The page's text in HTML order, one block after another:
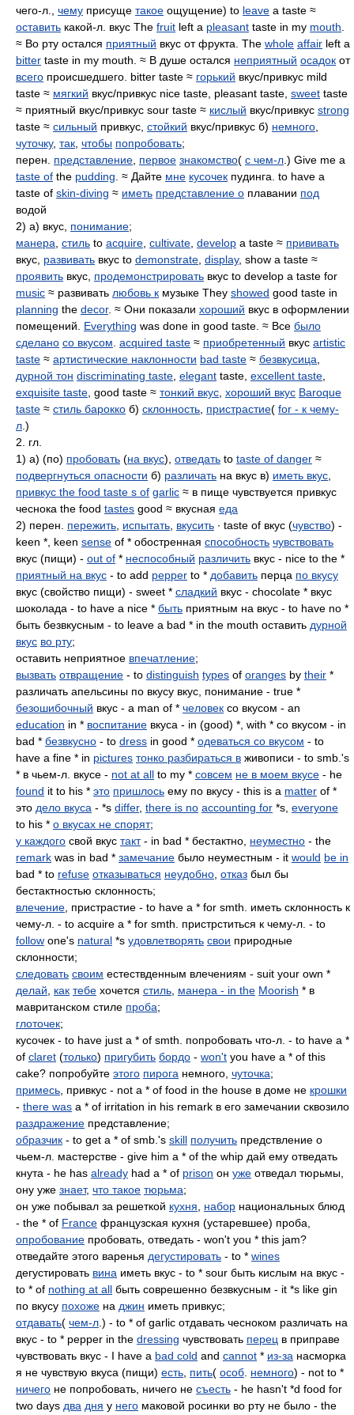
чего-л., чему присуще такое ощущение) to leave a taste ≈
оставить какой-л. вкус The fruit left a pleasant taste in my mouth
≈ Во рту остался приятный вкус от фрукта. The whole affair left a
bitter taste in my mouth. ≈ В душе остался неприятный осадок от
всего происшедшего. bitter taste ≈ горький вкус/привкус mild
taste ≈ мягкий вкус/привкус nice taste, pleasant taste, sweet taste
≈ приятный вкус/привкус sour taste ≈ кислый вкус/привкус strong
taste ≈ сильный привкус, стойкий вкус/привкус б) немного
чуточку, так чтобы попробовать;
перен. представление первое знакомство( с чем-л .) Give me a
taste of the pudding . ≈ Дайте мне кусочек пудинга. to have a
taste of skin-diving ≈ иметь представление о плавании под
водой
2) а) вкус, понимание;
манера стиль to acquire cultivate develop a taste ≈ прививать
вкус, развивать вкус to demonstrate display, show a taste ≈
проявить вкус, продемонстрировать вкус to develop a taste for
music ≈ развивать любовь к музыке They showed good taste in
planning the decor. ≈ Они показали хороший вкус в оформлении
помещений. Everything was done in good taste. ≈ Все было
сделано со вкусом acquired taste ≈ приобретенный вкус artistic
taste ≈ артистические наклонности bad taste ≈ безвкусица
дурной тон discriminating taste elegant taste, excellent taste
exquisite taste , good taste ≈ тонкий вкус хороший вкус Baroque
taste ≈ стиль барокко б) склонность пристрастие( for - к чему-
л .)
2. гл.
1) а) (по) пробовать (на вкус), отведать to taste of danger ≈
подвергнуться опасности б) различать на вкус в) иметь вкус
привкус the food taste s of garlic ≈ в пище чувствуется привкус
чеснока the food tastes good ≈ вкусная еда
2) перен. пережить испытать вкусить ∙ taste of вкус (чувство) -
keen *, keen sense of * обостренная способность чувствовать
вкус (пищи) - out of * неспособный различить вкус - nice to the *
приятный на вкус - to add pepper to * добавить перца по вкусу
вкус (свойство пищи) - sweet * сладкий вкус - сhocolate * вкус
шоколада - to have a nice * быть приятным на вкус - to have no *
быть безвкусным - to leave a bad * in the mouth оставить дурной
вкус во рту;
оставить неприятное впечатление;
вызвать отвращение - to distinguish types of oranges by their *
различать апельсины по вкусу вкус, понимание - true *
безошибочный вкус - a man of * человек со вкусом - an
education in * воспитание вкуса - in (good) *, with * со вкусом - in
bad * безвкусно - to dress in good * одеваться со вкусом - to
have a fine * in pictures тонко разбираться в живописи - to smb.'s
* в чьем-л. вкусе - not at all to my * совсем не в моем вкусе - he
found it to his * это пришлось ему по вкусу - this is a matter of *
это дело вкуса - *s differ, there is no accounting for *s, everyone
to his * о вкусах не спорят;
у каждого свой вкус такт- in bad * бестактно, неуместно - the
remark was in bad * замечание было неуместным - it would be in
bad * to refuse отказываться неудобно отказ был бы
бестактностью склонность;
влечение , пристрастие - to have a * for smth. иметь склонность к
чему-л. - to acquire a * for smth. пристрститься к чему-л. - to
follow one's natural *s удовлетворять свои природные
склонности;
следовать своим естествденным влечениям - suit your own *
делай
как тебе хочется стиль манера - in the Moorish * в
мавританском стиле проба;
глоточек;
кусочек - to have just a * of smth. попробовать что-л. - to have a *
of claret (только) пригубить бордо - won't you have a * of this
cake? попробуйте этого пирога немного, чуточка;
примесь , привкус - not a * of food in the house в доме не крошки
- there was a * of irritation in his remark в его замечании сквозило
раздражение представление;
образчик - to get a * of smb.'s skill получить предствление о
чьем-л. мастерстве - give him a * of the whip дай ему отведать
кнута - he has already had a * of prison он уже отведал тюрьмы,
ону уже знает, что такое тюрьма;
он уже побывал за решеткой кухня набор национальных блюд
- the * of France французская кухня (устаревшее) проба,
опробование пробовать, отведать - won't you * this jam?
отведайте этого варенья дегустировать - to * wines
дегустировать вина иметь вкус - to * sour быть кислым на вкус -
to * of nothing at all быть соврешенно безвкусным - it *s like gin
по вкусу похоже на джин иметь привкус;
отдавать( чем-л .) - to * of garlic отдавать чесноком различать на
вкус - to * pepper in the dressing чувствовать перец в приправе
чувствовать вкус - I have a bad cold and cannot * из-за насморка
я не чувствую вкуса (пищи) есть пить( особ немного) - not to *
ничего не попробовать, ничего не съесть - he hasn't *d food for
two days два дня у него маковой росинки во рту не было - the